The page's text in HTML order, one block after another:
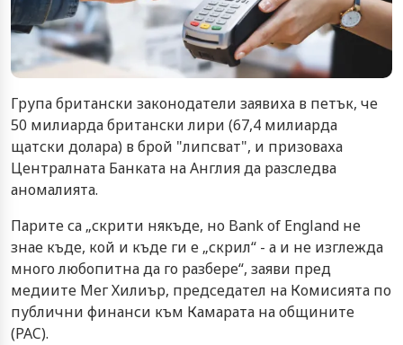
Група британски законодатели заявиха в петък, че
50 милиарда британски лири (67,4 милиарда
щатски долара) в брой "липсват", и призоваха
Централната Банката на Англия да разследва
аномалията.
Парите са „скрити някъде, но Bank of England не
знае къде, кой и къде ги е „скрил“ - а и не изглежда
много любопитна да го разбере“, заяви пред
медиите Мег Хилиър, председател на Комисията по
публични финанси към Камарата на общините
(PAC).